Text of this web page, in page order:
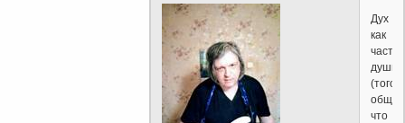
Дух
как
часть
души
(того
что